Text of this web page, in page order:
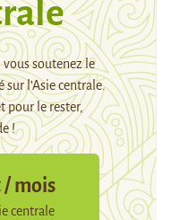
soutenez le
l’Asie centrale.
pour le rester,
!
/ mois
centrale